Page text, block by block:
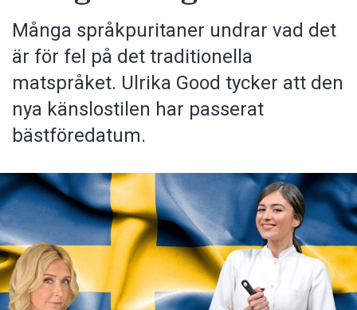
Många språkpuritaner undrar vad det
är för fel på det traditionella
matspråket. Ulrika Good tycker att den
nya känslostilen har passerat
bästföredatum.